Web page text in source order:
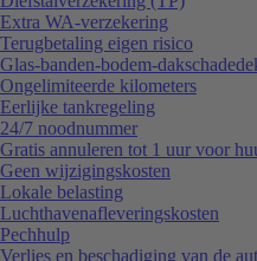
Extra WA-verzekering
Terugbetaling eigen risico
Glas-banden-bodem-
Ongelimiteerde kilometers
Eerlijke tankregeling
24/7 noodnummer
Gratis annuleren tot 1 uur voor
Geen wijzigingskosten
Lokale belasting
Luchthavenafleveringskosten
Pechhulp
Verlies en beschadiging van de